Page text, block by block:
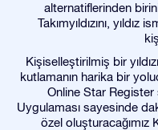
alternatiflerinden
Takımyıldızını, yıldız
Kişiselleştirilmiş bir
kutlamanın harika bir
Online Star
Uygulaması sayesinde
özel oluşturacağımız